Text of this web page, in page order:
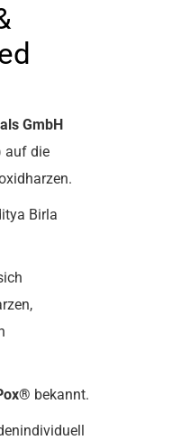
GmbH
auf die
Birla
® bekannt.